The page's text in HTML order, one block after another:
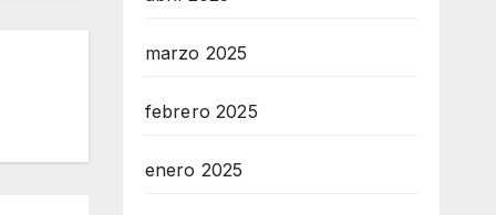
marzo 2025
febrero 2025
enero 2025